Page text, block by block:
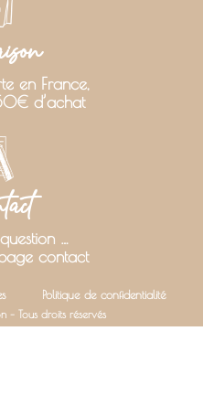
en France,
d’achat
…
contact
Politique de confidentialité
Tous droits réservés